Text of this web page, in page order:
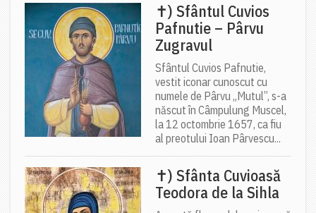
✝) Sfântul Cuvios
Pafnutie – Pârvu
Zugravul
Sfântul Cuvios Pafnutie,
vestit iconar cunoscut cu
numele de Pârvu „Mutul”, s-a
născut în Câmpulung Muscel,
la 12 octombrie 1657, ca fiu
al preotului Ioan Pârvescu...
✝) Sfânta Cuvioasă
Teodora de la Sihla